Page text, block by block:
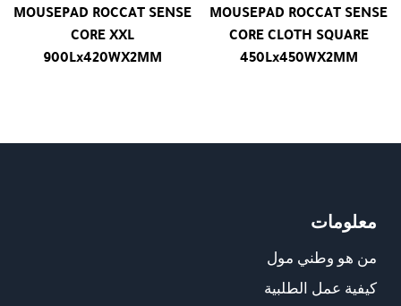
MOUSEPAD ROCCAT SENSE
CORE CLOTH SQUARE
450Lx450WX2MM
MOUSEPAD ROCCAT SENSE
CORE XXL
900Lx420WX2MM
معلومات
من هو وطني مول
كيفية عمل الطلبية